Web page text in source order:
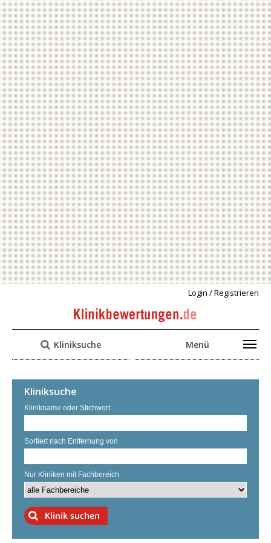
Login / Registrieren
Kliniksuche Menü
Kliniksuche
Klinikname oder Stichwort
Sortiert nach Entfernung von
Nur Kliniken mit Fachbereich